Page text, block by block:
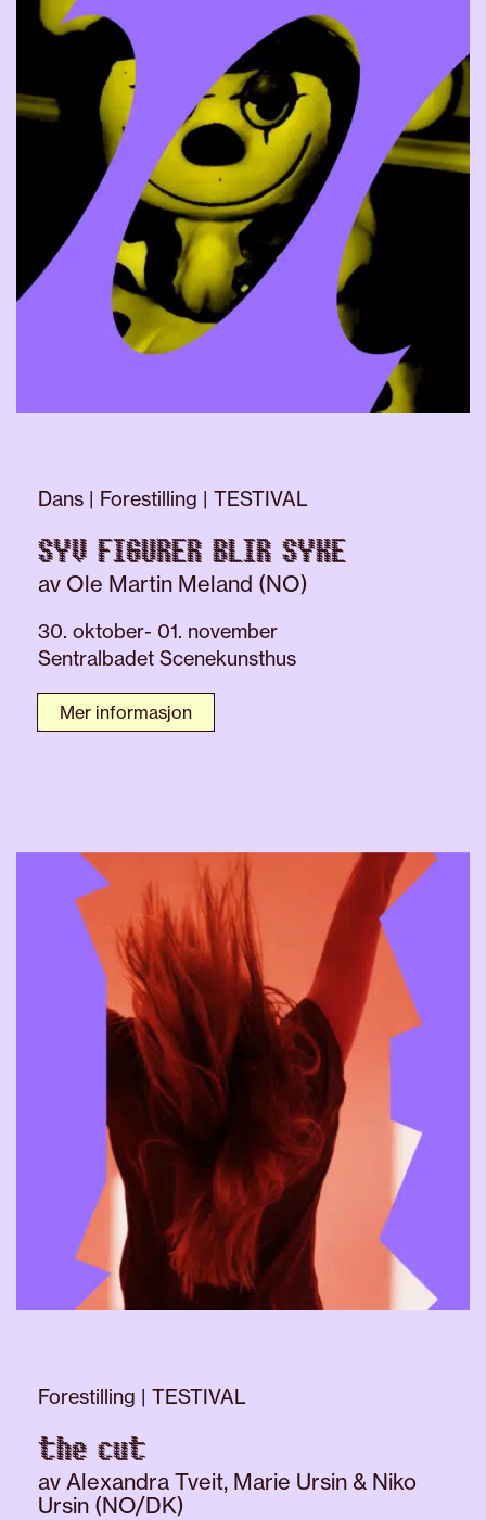
Billetter kommer i salg til høsten.
Les mer om TESTIVAL
andre kanskje ønsker å unngå å bli
utsatt for bestemt innhold. Vi inviterer
alle som ønsker å vite mer (samme hva
det måtte være eller hvorfor) om et av
våre arrangementer, til å ta kontakt med
vår tilgjengelighetskoordinator Jay på:
jay@bitteater.no.
Dans | Forestilling | TESTIVAL
SYV FIGURER BLIR SYKE
av Ole Martin Meland (NO)
30. oktober- 01. november
Sentralbadet Scenekunsthus
Mer informasjon
Forestilling | TESTIVAL
the cut
av Alexandra Tveit, Marie Ursin & Niko
Ursin (NO/DK)